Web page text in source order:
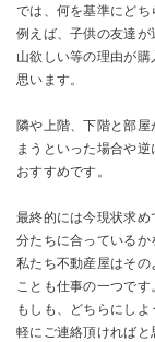
では、何を基準にどち
例えば、子供の友達
山欲しい等の理由が
思います。
隣や上階、下階と部
まうといった場合や
おすすめです。
最終的には今現状求
分たちに合っているか
私たち不動産屋はそ
ことも仕事の一つです。
もしも、どちらにし
軽にご連絡頂ければと